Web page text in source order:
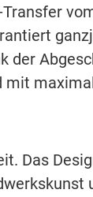
der
Das